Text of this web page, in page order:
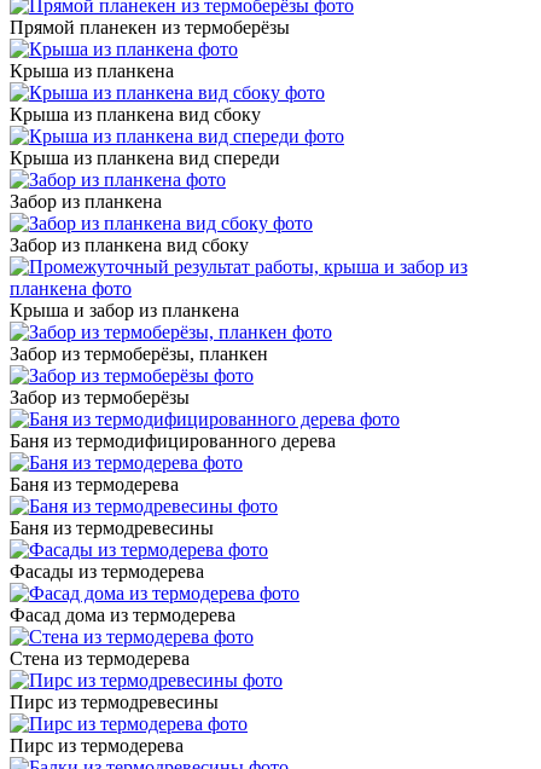
Прямой планекен из термоберёзы
Крыша из планкена
Крыша из планкена вид сбоку
Крыша из планкена вид спереди
Забор из планкена
Забор из планкена вид сбоку
Крыша и забор из планкена
Забор из термоберёзы, планкен
Забор из термоберёзы
Баня из термодифицированного дерева
Баня из термодерева
Баня из термодревесины
Фасады из термодерева
Фасад дома из термодерева
Стена из термодерева
Пирс из термодревесины
Пирс из термодерева